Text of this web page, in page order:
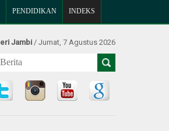
PENDIDIKAN INDEKS
Jambi/ Jumat, 7 Agustus 2026